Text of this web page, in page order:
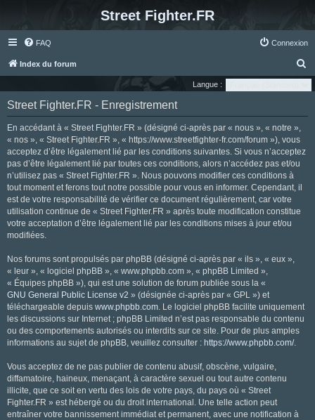
Street Fighter.FR
FAQ Connexion
Index du forum
e
Langue :
Street Fighter.FR - Enregistrement
En accédant à « Street Fighter.FR » (désigné ci-après par « nous », « notre »,
« nos », « Street Fighter.FR », « https://www.streetfighter-fr.com/forum »), vous
acceptez d’être légalement lié par les conditions suivantes. Si vous n’acceptez
pas d’être légalement lié par toutes ces conditions, alors n’accédez pas et/ou
n’utilisez pas « Street Fighter.FR ». Nous pouvons modifier ces conditions à
tout moment et ferons tout notre possible pour vous en informer. Cependant, il
est de votre responsabilité de vérifier ce document régulièrement, car votre
utilisation continue de « Street Fighter.FR » après toute modification constitue
votre acceptation d’être légalement lié par les conditions mises à jour et/ou
modifiées.
Nos forums sont propulsés par phpBB (désigné ci-après par « ils », « eux »,
« leur », « logiciel phpBB », « www.phpbb.com », « phpBB Limited »,
« Équipes phpBB »), qui est une solution de forum publiée sous la «
GNU General Public License v2 » (désignée ci-après par « GPL ») et
téléchargeable depuis www.phpbb.com. Le logiciel phpBB facilite uniquement
les discussions sur Internet ; phpBB Limited n’est pas responsable du contenu
ou des comportements autorisés ou interdits sur ce site. Pour de plus amples
informations au sujet de phpBB, veuillez consulter : https://www.phpbb.com/.
Vous acceptez de ne pas publier de contenu abusif, obscène, vulgaire,
diffamatoire, haineux, menaçant, à caractère sexuel ou tout autre contenu
illicite, que ce soit en vertu des lois de votre pays, du pays où « Street
Fighter.FR » est hébergé ou du droit international. Une telle action peut
entraîner votre bannissement immédiat et permanent, avec une notification à